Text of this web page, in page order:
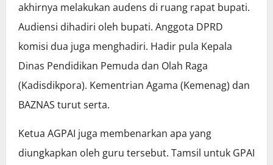
akhirnya melakukan audens di ruang rapat bupati.
Audiensi dihadiri oleh bupati. Anggota DPRD
komisi dua juga menghadiri. Hadir pula Kepala
Dinas Pendidikan Pemuda dan Olah Raga
(Kadisdikpora). Kementrian Agama (Kemenag) dan
BAZNAS turut serta.
Ketua AGPAI juga membenarkan apa yang
diungkapkan oleh guru tersebut. Tamsil untuk GPAI